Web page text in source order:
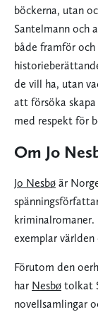
böckerna, utan
Santelmann och
både framför
de vill ha, utan
att försöka
med respekt för
Om Jo
Jo Nesbø är
kriminalromaner.
exemplar
Förutom den
har Nesbø tolkat
novellsamlingar